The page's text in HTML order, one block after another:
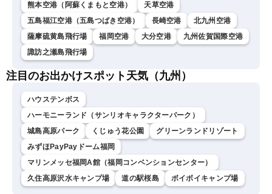
熊本空港（阿蘇くまもと空港）
天草空港
五島福江空港（五島つばき空港）
長崎空港
北九州空港
薩摩硫黄島飛行場
福岡空港 大分空港
九州佐賀国際空港
諏訪之瀬島飛行場
注目のお出かけスポット天気（九州）
ハウステンボス
ハーモニーランド（サンリオキャラクターパーク）
城島高原パーク
くじゅう花公園
グリーンランドリゾート
みずほPayPayドーム福岡
マリンメッセ福岡A館（福岡コンベンションセンター）
久住高原沢水キャンプ場
道の駅桜島 ボイボイキャンプ場